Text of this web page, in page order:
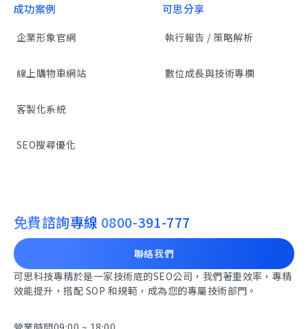
成功案例
企業形象官網
線上購物車網站
客製化系統
SEO搜尋優化
可思分享
執行報告 / 策略解析
數位成長與技術專欄
免費諮詢專線 0800-391-777
聯絡我們
可思科技專精於是一家技術底的SEO公司，我們著重效率，專精
效能提升，搭配 SOP 和規範，成為您的專屬技術部門。